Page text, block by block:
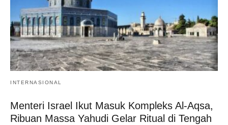
INTERNASIONAL
Menteri Israel Ikut Masuk Kompleks Al-Aqsa,
Ribuan Massa Yahudi Gelar Ritual di Tengah